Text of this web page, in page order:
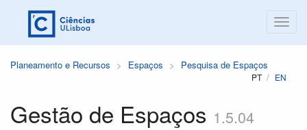
Planeamento e Recursos Espaços Pesquisa de Espaços
PT EN
Gestão de Espaços 1.5.04